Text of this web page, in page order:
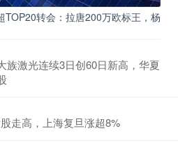
TOP20转会：拉唐200万欧标王，杨
族激光连续3日创60日新高，华夏
走高，上海复旦涨超8%